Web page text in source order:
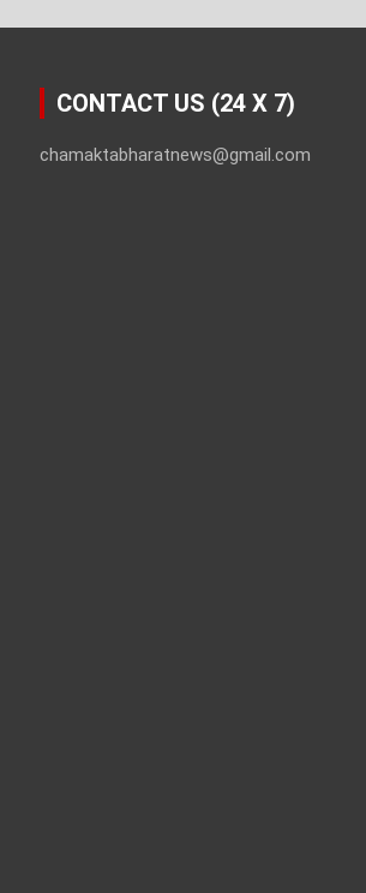
CONTACT US (24 X 7)
chamaktabharatnews@gmail.com